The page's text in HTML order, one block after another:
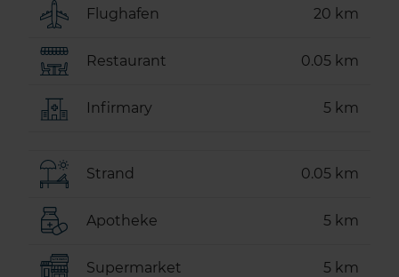
Flughafen 20 km
Restaurant 0.05 km
Infirmary 5 km
Strand 0.05 km
Apotheke 5 km
Supermarket 5 km